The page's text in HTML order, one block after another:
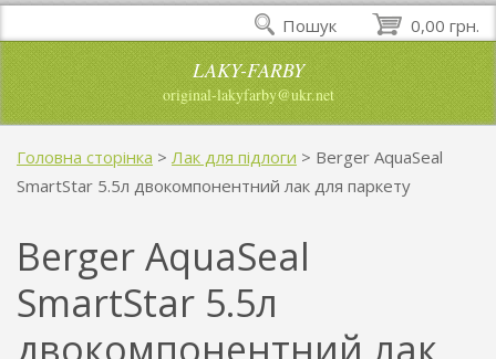
LAKY-FARBY
original-lakyfarby@ukr.net
Головна сторінка > Лак для підлоги > Berger AquaSeal
SmartStar 5.5л двокомпонентний лак для паркету
Berger AquaSeal
SmartStar 5.5л
0,00 грн.
Пошук